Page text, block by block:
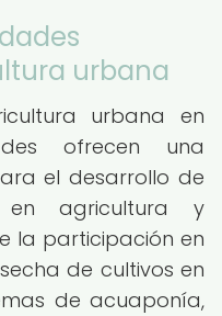
urbana
urbana en
ofrecen una
el desarrollo de
en agricultura y
la participación en
de cultivos en
de acuaponía,